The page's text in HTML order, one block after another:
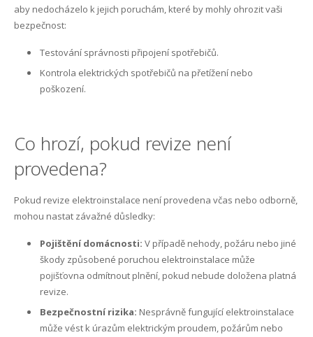
aby nedocházelo k jejich poruchám, které by mohly ohrozit vaši
bezpečnost:
Testování správnosti připojení spotřebičů.
Kontrola elektrických spotřebičů na přetížení nebo
poškození.
Co hrozí, pokud revize není
provedena?
Pokud revize elektroinstalace není provedena včas nebo odborně,
mohou nastat závažné důsledky:
Pojištění domácnosti: V případě nehody, požáru nebo jiné
škody způsobené poruchou elektroinstalace může
pojišťovna odmítnout plnění, pokud nebude doložena platná
revize.
Bezpečnostní rizika: Nesprávně fungující elektroinstalace
může vést k úrazům elektrickým proudem, požárům nebo